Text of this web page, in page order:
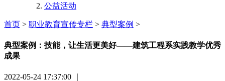
公益活动
首页 > 职业教育宣传专栏 > 典型案例 >
典型案例：技能，让生活更美好——建筑工程系实践教学优秀
成果
2022-05-24 17:37:00 ｜